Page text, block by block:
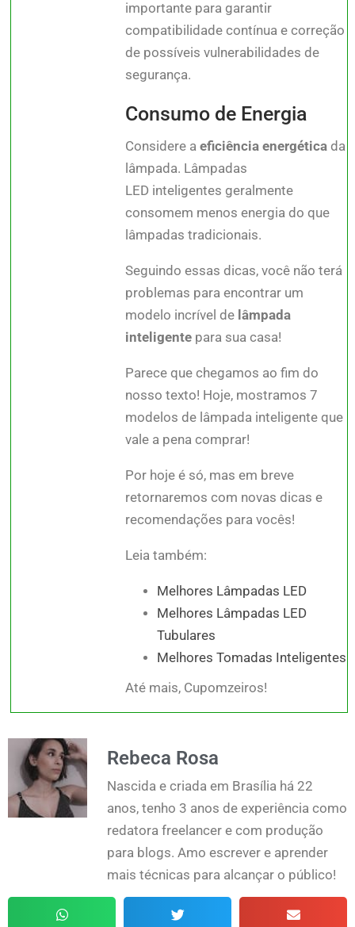
importante para garantir
compatibilidade contínua e correção
de possíveis vulnerabilidades de
segurança.
Consumo de Energia
Considere aeficiência energética da
lâmpada. Lâmpadas
LED inteligentes geralmente
consomem menos energia do que
lâmpadas tradicionais.
Seguindo essas dicas, você não terá
problemas para encontrar um
modelo incrível de lâmpada
inteligente para sua casa!
Parece que chegamos ao fim do
nosso texto! Hoje, mostramos 7
modelos de lâmpada inteligente que
vale a pena comprar!
Por hoje é só, mas em breve
retornaremos com novas dicas e
recomendações para vocês!
Leia também:
Melhores Lâmpadas LED
Melhores Lâmpadas LED
Tubulares
Melhores Tomadas Inteligentes
Até mais, Cupomzeiros!
Rebeca Rosa
Nascida e criada em Brasília há 22
anos, tenho 3 anos de experiência como
redatora freelancer e com produção
para blogs. Amo escrever e aprender
mais técnicas para alcançar o público!